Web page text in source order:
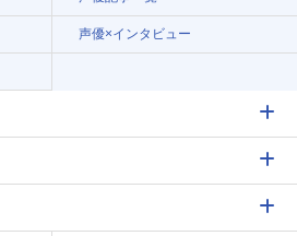
声優×インタビュー